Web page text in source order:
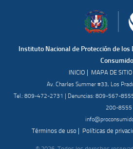
Instituto Nacional de Protección de los
INICIO | MAPA DE SITIO
Av. Charles Summer #33, Los
Tel.: 809-472-2731 | Denuncias: 809-567-
200-8555
Términos de uso | Políticas de